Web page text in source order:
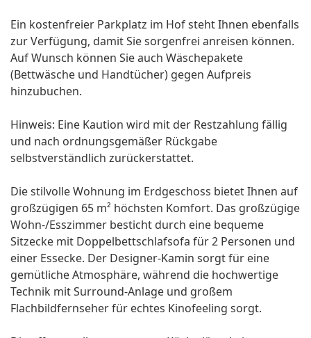
Ein kostenfreier Parkplatz im Hof steht Ihnen ebenfalls
zur Verfügung, damit Sie sorgenfrei anreisen können.
Auf Wunsch können Sie auch Wäschepakete
(Bettwäsche und Handtücher) gegen Aufpreis
hinzubuchen.
Hinweis: Eine Kaution wird mit der Restzahlung fällig
und nach ordnungsgemäßer Rückgabe
selbstverständlich zurückerstattet.
Die stilvolle Wohnung im Erdgeschoss bietet Ihnen auf
großzügigen 65 m² höchsten Komfort. Das großzügige
Wohn-/Esszimmer besticht durch eine bequeme
Sitzecke mit Doppelbettschlafsofa für 2 Personen und
einer Essecke. Der Designer-Kamin sorgt für eine
gemütliche Atmosphäre, während die hochwertige
Technik mit Surround-Anlage und großem
Flachbildfernseher für echtes Kinofeeling sorgt.